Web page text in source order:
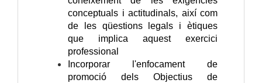
conceptuals i actitudinals, així com
de les qüestions legals i ètiques
que implica aquest exercici
professional
Incorporar l'enfocament de
promoció dels Objectius de